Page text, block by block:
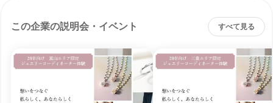
この企業の説明会・イベント すべて見る